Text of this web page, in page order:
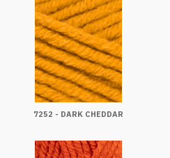
7252 - DARK CHEDDAR